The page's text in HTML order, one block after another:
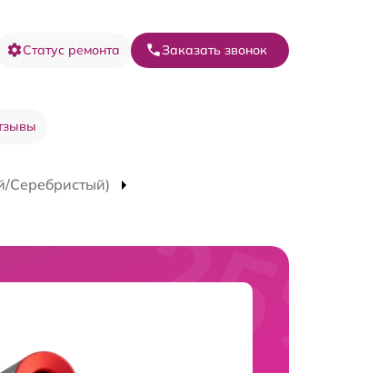
Статус ремонта Заказать звонок
Серебристый)